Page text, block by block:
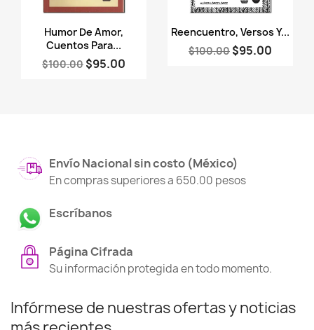
Vista rápida
Humor De Amor,
Cuentos Para...
$100.00 $95.00
Vista rápida
Reencuentro, Versos Y...
$100.00 $95.00
Envío Nacional sin costo (México)
En compras superiores a 650.00 pesos
Escríbanos
Página Cifrada
Su información protegida en todo momento.
Infórmese de nuestras ofertas y noticias